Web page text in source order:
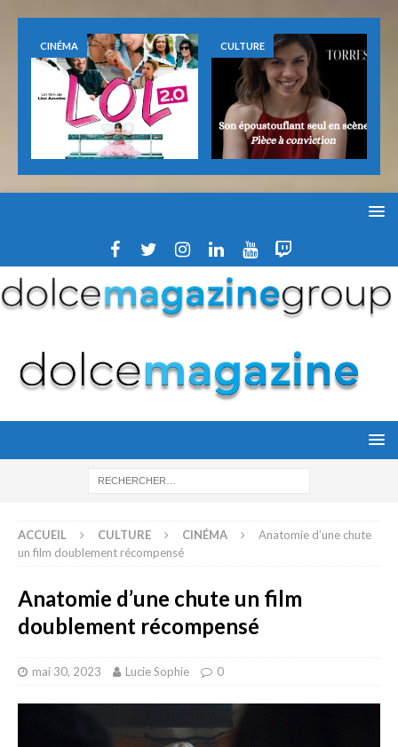
CINÉMA CULTURE
ACCUEIL CULTURE CINÉMA
Anatomie d’une chute
un film doublement récompensé
Anatomie d’une chute un film
doublement récompensé
mai 30, 2023 Lucie Sophie 0